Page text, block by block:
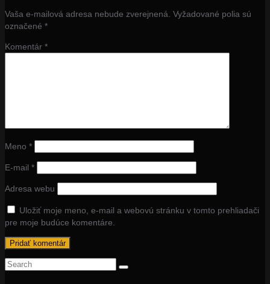
Vaša e-mailová adresa nebude zverejnená. Vyžadované polia sú
označené *
Komentár *
Meno *
E-mail *
Adresa webu
Uložiť moje meno, e-mail a webovú stránku v tomto prehliadači
pre moje budúce komentáre.
Search